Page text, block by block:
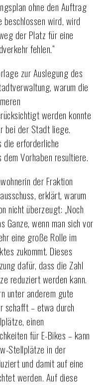
ohne den Auftrag
beschlossen wird, wird
der Platz für eine
fehlen.“
zur Auslegung des
warum die
werden konnte
bei der Stadt liege.
die erforderliche
Vorhaben resultiere.
der Fraktion
erklärt, warum
nicht überzeugt: „Noch
Ganze, wenn man sich vor
eine große Rolle im
zukommt. Dieses
dafür, dass die Zahl
reduziert werden kann.
unter anderem gute
schafft – etwa durch
einen
für E-Bikes – kann
Stellplätze in der
und damit auf eine
werden. Auf diese